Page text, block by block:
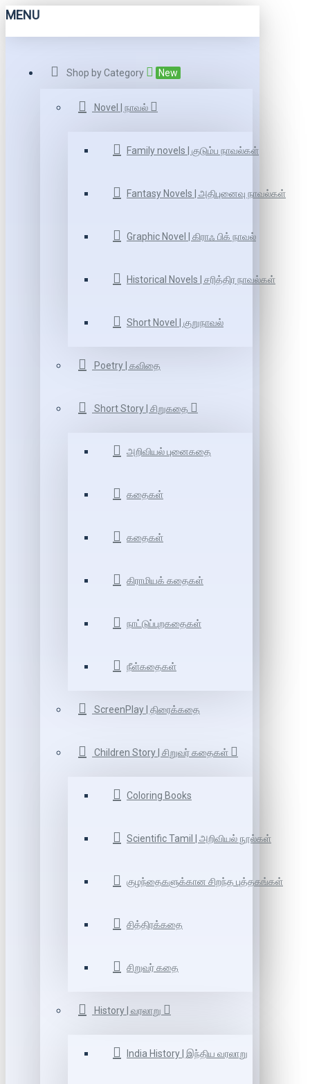
MENU
Shop by Category New
Novel | நாவல்
Family novels | குடும்ப நாவல்கள்
Fantasy Novels | அதிபுனைவு நாவல்கள்
Graphic Novel | கிராஃ பிக் நாவல்
Historical Novels | சரித்திர நாவல்கள்
Short Novel | குறுநாவல்
Poetry | கவிதை
Short Story | சிறுகதை
அறிவியல் புனைகதை
கதைகள்
கதைகள்
கிராமியக் கதைகள்
நாட்டுப்புறகதைகள்
நீள்கதைகள்
ScreenPlay | திரைக்கதை
Children Story | சிறுவர் கதைகள்
Coloring Books
Scientific Tamil | அறிவியல் நூல்கள்
குழந்தைகளுக்கான சிறந்த புத்தகங்கள்
சித்திரக்கதை
சிறுவர் கதை
History | வரலாறு
India History | இந்திய வரலாறு